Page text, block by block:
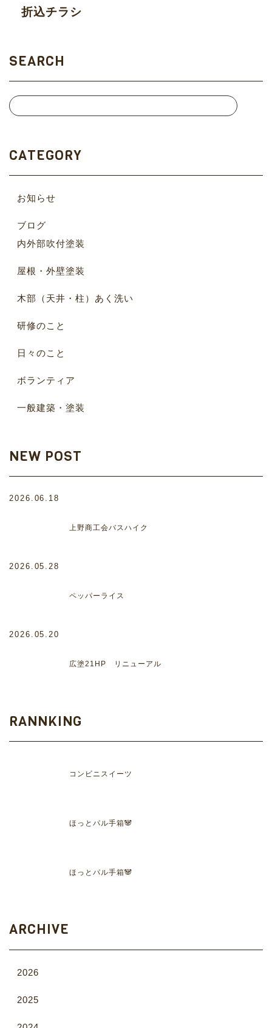
折込チラシ
SEARCH
CATEGORY
お知らせ
ブログ
内外部吹付塗装
屋根・外壁塗装
木部（天井・柱）あく洗い
研修のこと
日々のこと
ボランティア
一般建築・塗装
NEW POST
2026.06.18
上野商工会バスハイク
2026.05.28
ペッパーライス
2026.05.20
広塗21HP リニューアル
RANNKING
コンビニスイーツ
ほっとパル手箱🐼
ほっとパル手箱🐼
ARCHIVE
2026
2025